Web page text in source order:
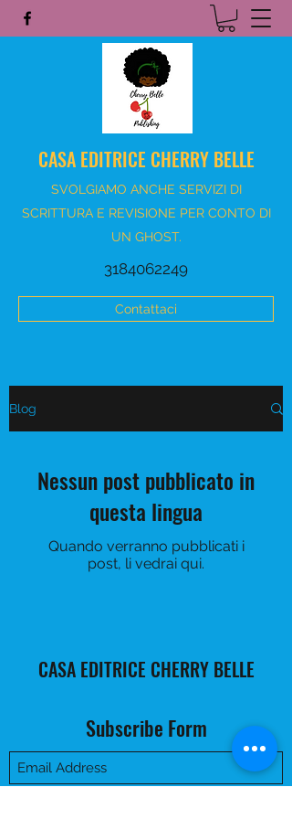
CASA EDITRICE CHERRY BELLE
SVOLGIAMO ANCHE SERVIZI DI
SCRITTURA E REVISIONE PER CONTO DI
UN GHOST.
3184062249
Contattaci
Blog
Nessun post pubblicato in
questa lingua
Quando verranno pubblicati i
post, li vedrai qui.
CASA EDITRICE CHERRY BELLE
Subscribe Form